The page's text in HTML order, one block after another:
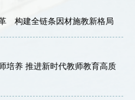
构建全链条因材施教新格局
培养 推进新时代教师教育高质